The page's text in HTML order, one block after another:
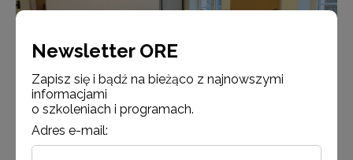
Newsletter ORE
Zapisz się i bądź na bieżąco z najnowszymi
informacjami
o szkoleniach i programach.
Adres e-mail: